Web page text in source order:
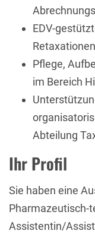
EDV-
Pflege,
im Bereich
Abteilung
Ihr Profil
Sie haben eine
Pharmazeutisch-
Assistentin/